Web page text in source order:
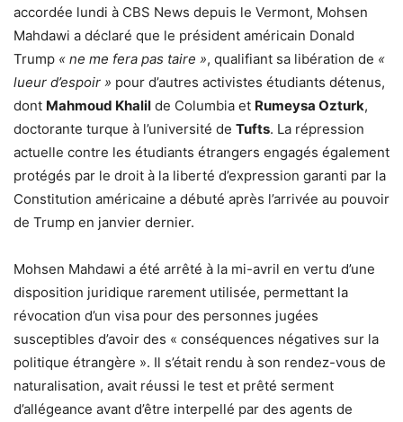
accordée lundi à CBS News depuis le Vermont, Mohsen
Mahdawi a déclaré que le président américain Donald
Trump « ne me fera pas taire », qualifiant sa libération de «
lueur d’espoir » pour d’autres activistes étudiants détenus,
dont Mahmoud Khalil de Columbia et Rumeysa Ozturk,
doctorante turque à l’université de Tufts. La répression
actuelle contre les étudiants étrangers engagés également
protégés par le droit à la liberté d’expression garanti par la
Constitution américaine a débuté après l’arrivée au pouvoir
de Trump en janvier dernier.
Mohsen Mahdawi a été arrêté à la mi-avril en vertu d’une
disposition juridique rarement utilisée, permettant la
révocation d’un visa pour des personnes jugées
susceptibles d’avoir des « conséquences négatives sur la
politique étrangère ». Il s’était rendu à son rendez-vous de
naturalisation, avait réussi le test et prêté serment
d’allégeance avant d’être interpellé par des agents de